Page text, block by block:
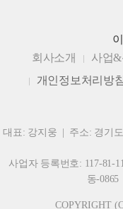
회사소개
사업&
개인정보처리방
대표: 강지웅 | 주소: 경기
사업자 등록번호: 117-81-
동-
COPYRIGHT